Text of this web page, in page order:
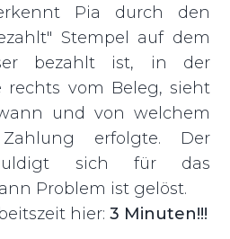
Pia durch den
Stempel auf dem
bezahlt ist, in der
rechts vom Beleg, sieht
und von welchem
erfolgte. Der
sich für das
Problem ist gelöst.
hier: 3 Minuten!!!